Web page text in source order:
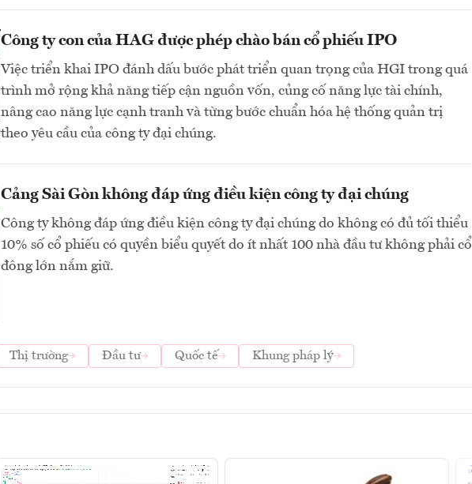
Công ty con của HAG được phép chào bán cổ phiếu IPO
Việc triển khai IPO đánh dấu bước phát triển quan trọng của HGI trong quá
trình mở rộng khả năng tiếp cận nguồn vốn, củng cố năng lực tài chính,
nâng cao năng lực cạnh tranh và từng bước chuẩn hóa hệ thống quản trị
theo yêu cầu của công ty đại chúng.
Cảng Sài Gòn không đáp ứng điều kiện công ty đại chúng
Công ty không đáp ứng điều kiện công ty đại chúng do không có đủ tối thiểu
10% số cổ phiếu có quyền biểu quyết do ít nhất 100 nhà đầu tư không phải cổ
đông lớn nắm giữ.
Thị trường Đầu tư Quốc tế Khung pháp lý